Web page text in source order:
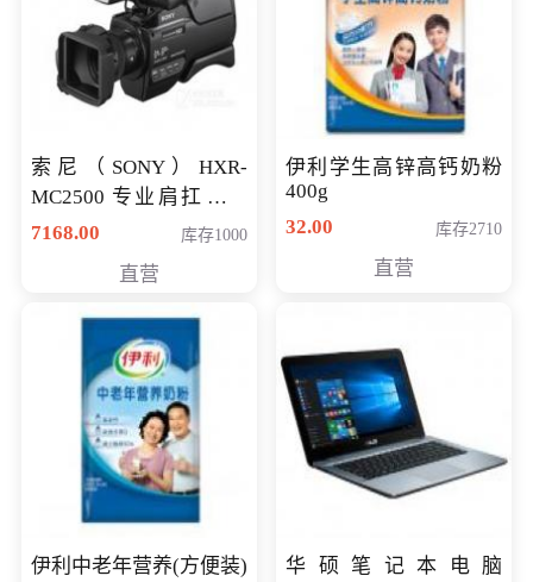
索尼（SONY）HXR-
MC2500 专业肩扛式存
储卡全高清摄录一体机
清入门级摄像机
7168.00 库存1000
直营
伊利学生高锌高钙奶粉
400g
32.00
库存2710
直营
伊利中老年营养(方便装)
华硕笔记本电脑